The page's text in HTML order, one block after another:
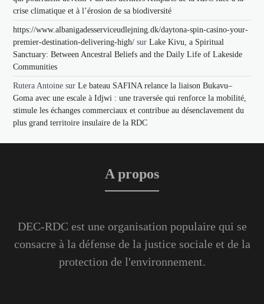
crise climatique et à l’érosion de sa biodiversité
https://www.albanigadesserviceudlejning.dk/daytona-spin-casino-your-
premier-destination-delivering-high/ surLake Kivu, a Spiritual
Sanctuary: Between Ancestral Beliefs and the Daily Life of Lakeside
Communities
Rutera Antoine surLe bateau SAFINA relance la liaison Bukavu–
Goma avec une escale à Idjwi : une traversée qui renforce la mobilité,
stimule les échanges commerciaux et contribue au désenclavement du
plus grand territoire insulaire de la RDC
A propos
DEC-RDC est une organisation populaire qui se
consacre à la défense de la justice sociale et de la
protection de l'environnement.